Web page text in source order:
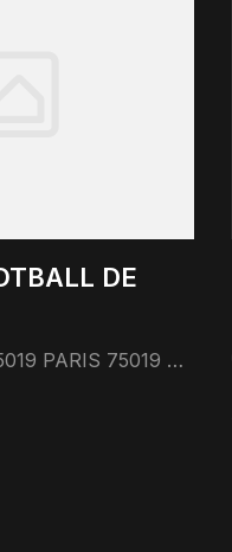
DE
76 RUE MANIN 75019 PARIS 75019 Paris